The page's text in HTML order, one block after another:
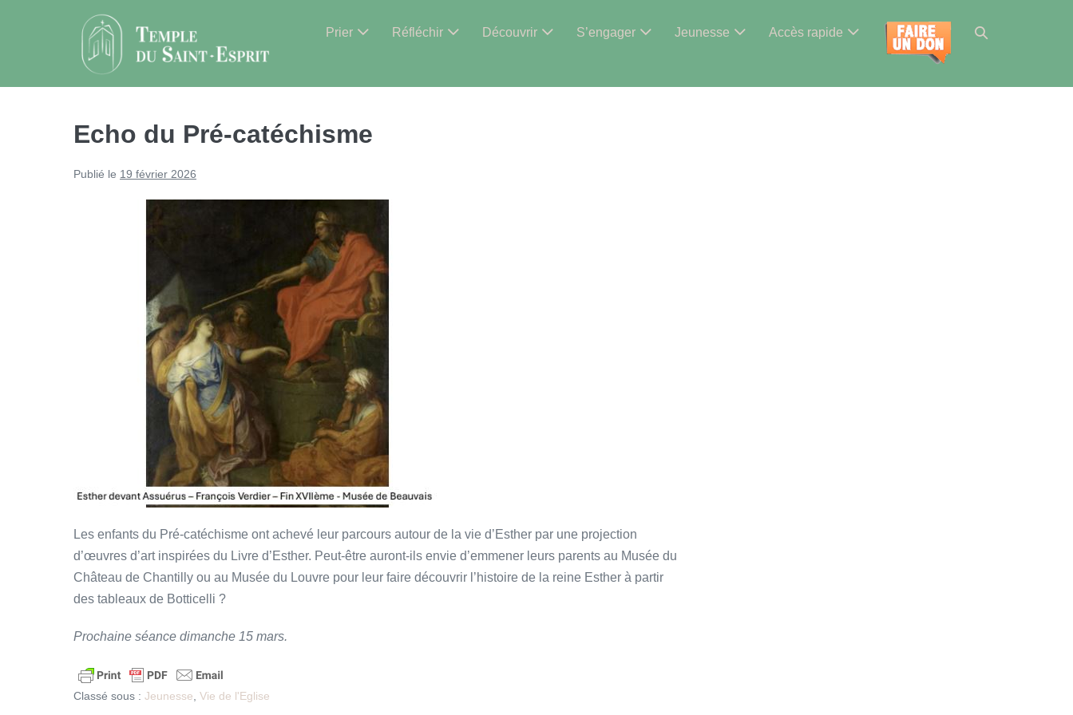
Prier Réfléchir Découvrir S’engager Jeunesse Accès rapide
Basculer
Echo du Pré-catéchisme
Publié le 19 février 2026
Les enfants du Pré-catéchisme ont achevé leur parcours autour de la vie d’Esther par une projection
d’œuvres d’art inspirées du Livre d’Esther. Peut-être auront-ils envie d’emmener leurs parents au Musée du
Château de Chantilly ou au Musée du Louvre pour leur faire découvrir l’histoire de la reine Esther à partir
des tableaux de Botticelli ?
Prochaine séance dimanche 15 mars.
Classé sous : Jeunesse, Vie de l'Eglise